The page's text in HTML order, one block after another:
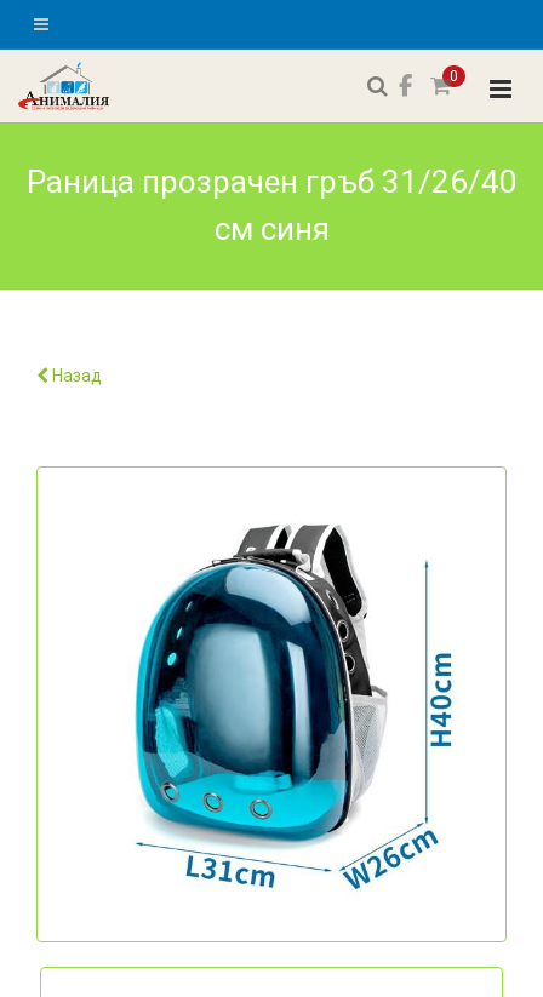
0
Раница прозрачен гръб 31/26/40
см синя
Назад